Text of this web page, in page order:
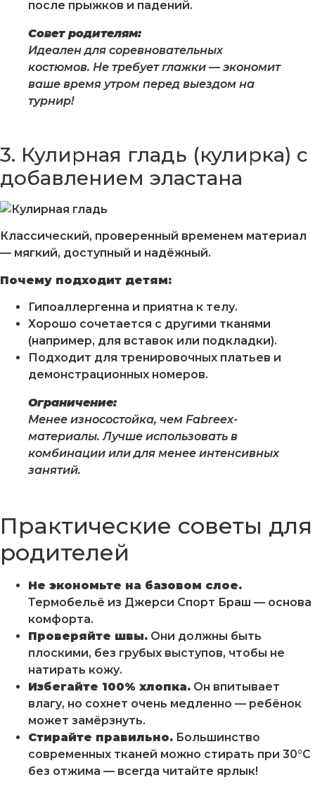
после прыжков и падений.
Совет родителям:
Идеален для соревновательных
костюмов. Не требует глажки — экономит
ваше время утром перед выездом на
турнир!
3. Кулирная гладь (кулирка) с
добавлением эластана
Классический, проверенный временем материал
— мягкий, доступный и надёжный.
Почему подходит детям:
Гипоаллергенна и приятна к телу.
Хорошо сочетается с другими тканями
(например, для вставок или подкладки).
Подходит для тренировочных платьев и
демонстрационных номеров.
Ограничение:
Менее износостойка, чем Fabreex-
материалы. Лучше использовать в
комбинации или для менее интенсивных
занятий.
Практические советы для
родителей
Не экономьте на базовом слое.
Термобельё из Джерси Спорт Браш — основа
комфорта.
Проверяйте швы. Они должны быть
плоскими, без грубых выступов, чтобы не
натирать кожу.
Избегайте 100% хлопка. Он впитывает
влагу, но сохнет очень медленно — ребёнок
может замёрзнуть.
Стирайте правильно. Большинство
современных тканей можно стирать при 30°C
без отжима — всегда читайте ярлык!